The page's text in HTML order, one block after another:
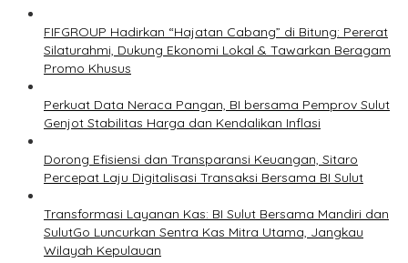
FIFGROUP Hadirkan “Hajatan Cabang” di Bitung: Pererat
Silaturahmi, Dukung Ekonomi Lokal & Tawarkan Beragam
Promo Khusus
Perkuat Data Neraca Pangan, BI bersama Pemprov Sulut
Genjot Stabilitas Harga dan Kendalikan Inflasi
Dorong Efisiensi dan Transparansi Keuangan, Sitaro
Percepat Laju Digitalisasi Transaksi Bersama BI Sulut
Transformasi Layanan Kas: BI Sulut Bersama Mandiri dan
SulutGo Luncurkan Sentra Kas Mitra Utama, Jangkau
Wilayah Kepulauan